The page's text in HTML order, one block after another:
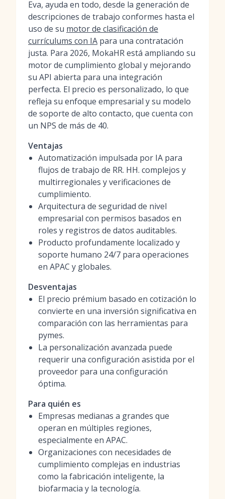
Eva, ayuda en todo, desde la generación de
descripciones de trabajo conformes hasta el
uso de su motor de clasificación de
currículums con IA para una contratación
justa. Para 2026, MokaHR está ampliando su
motor de cumplimiento global y mejorando
su API abierta para una integración
perfecta. El precio es personalizado, lo que
refleja su enfoque empresarial y su modelo
de soporte de alto contacto, que cuenta con
un NPS de más de 40.
Ventajas
Automatización impulsada por IA para
flujos de trabajo de RR. HH. complejos y
multirregionales y verificaciones de
cumplimiento.
Arquitectura de seguridad de nivel
empresarial con permisos basados en
roles y registros de datos auditables.
Producto profundamente localizado y
soporte humano 24/7 para operaciones
en APAC y globales.
Desventajas
El precio prémium basado en cotización lo
convierte en una inversión significativa en
comparación con las herramientas para
pymes.
La personalización avanzada puede
requerir una configuración asistida por el
proveedor para una configuración
óptima.
Para quién es
Empresas medianas a grandes que
operan en múltiples regiones,
especialmente en APAC.
Organizaciones con necesidades de
cumplimiento complejas en industrias
como la fabricación inteligente, la
biofarmacia y la tecnología.